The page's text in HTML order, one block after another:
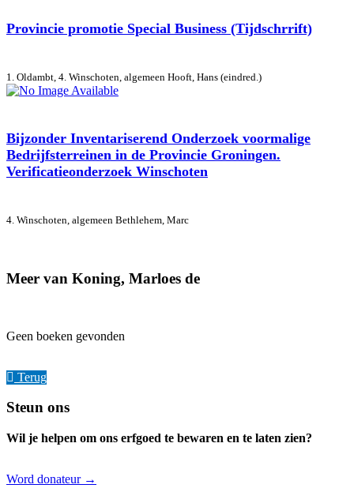
Provincie promotie Special Business (Tijdschrrift)
1. Oldambt, 4. Winschoten, algemeen Hooft, Hans (eindred.)
Bijzonder Inventariserend Onderzoek voormalige
Bedrijfsterreinen in de Provincie Groningen.
Verificatieonderzoek Winschoten
4. Winschoten, algemeen Bethlehem, Marc
Meer van Koning, Marloes de
Geen boeken gevonden
Terug
Footer
Steun ons
Wil je helpen om ons erfgoed te bewaren en te laten zien?
Word donateur →